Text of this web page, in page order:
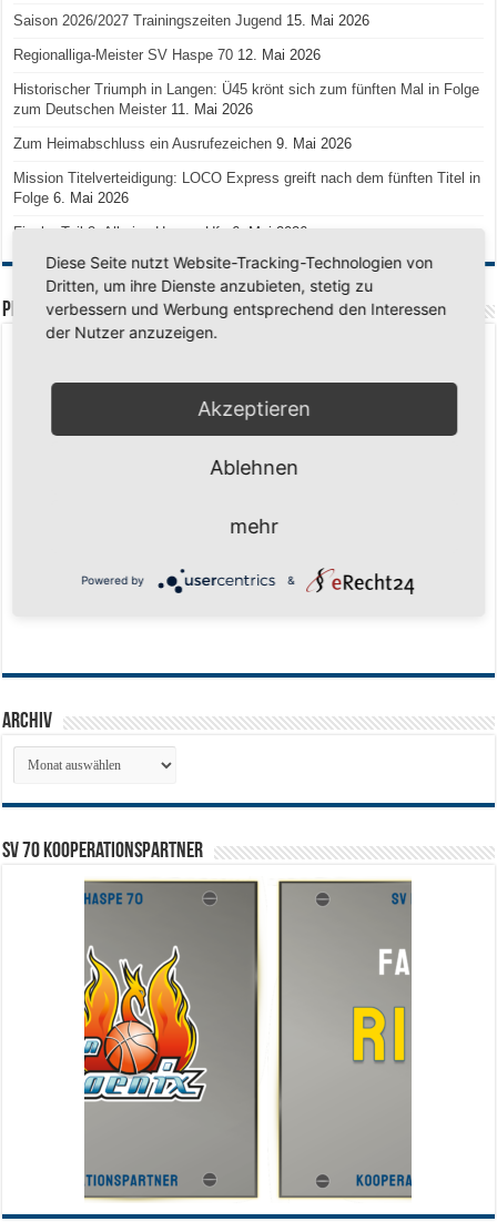
Saison 2026/2027 Trainingszeiten Jugend 15. Mai 2026
Regionalliga-Meister SV Haspe 70 12. Mai 2026
Historischer Triumph in Langen: Ü45 krönt sich zum fünften Mal in Folge
zum Deutschen Meister 11. Mai 2026
Zum Heimabschluss ein Ausrufezeichen 9. Mai 2026
Mission Titelverteidigung: LOCO Express greift nach dem fünften Titel in
Folge 6. Mai 2026
Finale, Teil 2: Alle ins Hasper Ufo 6. Mai 2026
PREMIUMPARTNER
Archiv
Archiv
SV 70 Kooperationspartner
Diese Seite nutzt Website-Tracking-Technologien von
Dritten, um ihre Dienste anzubieten, stetig zu
verbessern und Werbung entsprechend den Interessen
der Nutzer anzuzeigen.
Akzeptieren
Ablehnen
mehr
Powered by &